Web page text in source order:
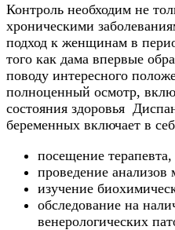
Контроль необходим не
хроническими
подход к женщинам в
того как дама впервые
поводу интересного
полноценный осмотр,
состояния здоровья
беременных включает в
посещение терапевта,
проведение анализов
изучение
обследование на
венерологических